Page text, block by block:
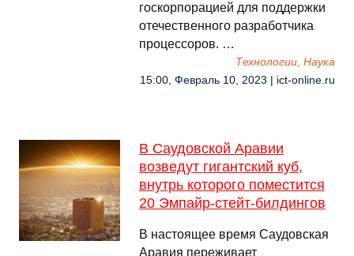
госкорпорацией для поддержки
отечественного разработчика
процессоров. …
Технологии, Наука
15:00, Февраль 10, 2023 | ict-online.ru
В Саудовской Аравии
возведут гигантский куб,
внутрь которого поместится
20 Эмпайр-стейт-билдингов
В настоящее время Саудовская
Аравия переживает